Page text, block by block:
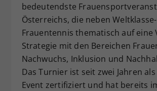
bedeutendste
Österreichs, die neben Weltklasse-
Frauentennis thematisch auf eine
Strategie mit den Bereichen
Nachwuchs, Inklusion und
Das Turnier ist seit zwei Jahren
Event zertifiziert und hat bereits